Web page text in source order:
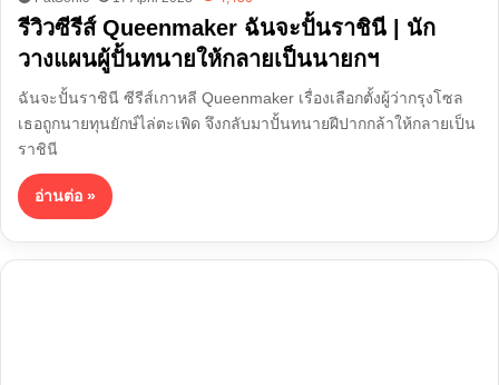
รีวิวซีรีส์ Queenmaker ฉันจะปั้นราชินี | นัก
วางแผนผู้ปั้นทนายให้กลายเป็นนายกฯ
ฉันจะปั้นราชินี ซีรีส์เกาหลี Queenmaker เรื่องเลือกตั้งผู้ว่ากรุงโซล
เธอถูกนายทุนยักษ์ไล่ตะเพิด จึงกลับมาปั้นทนายฝีปากกล้าให้กลายเป็น
ราชินี
อ่านต่อ »